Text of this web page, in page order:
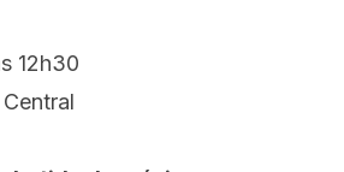
12h30